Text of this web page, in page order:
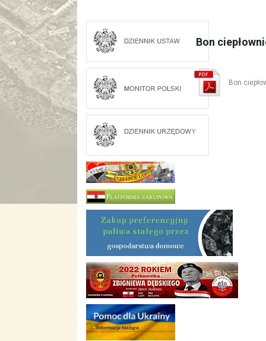
Bon
Bon